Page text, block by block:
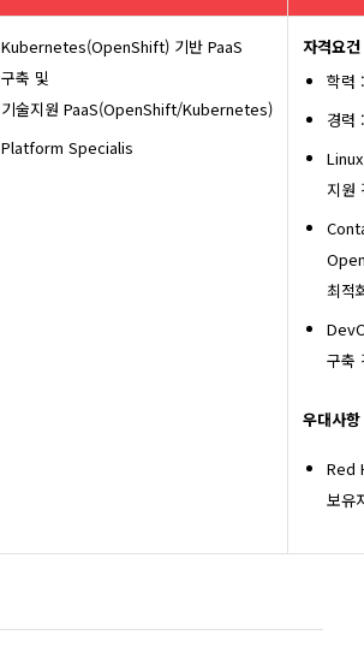
Kubernetes(OpenShift) 기반 PaaS
구축 및
기술지원 PaaS(OpenShift/Kubernetes)
Platform Specialis
자격요건
학력
경력
지원
최적
구축
우대사항
Red
보유